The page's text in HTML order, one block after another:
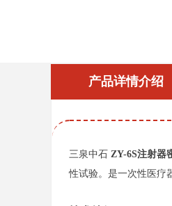
产品详情介绍
三泉中石 ZY-6S注射器
性试验。是一次性医疗